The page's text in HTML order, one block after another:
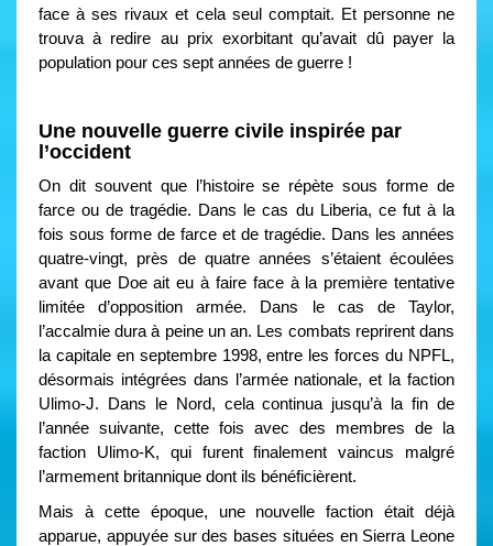
face à ses rivaux et cela seul comptait. Et personne ne
trouva à redire au prix exorbitant qu’avait dû payer la
population pour ces sept années de guerre !
Une nouvelle guerre civile inspirée par
l’occident
On dit souvent que l’histoire se répète sous forme de
farce ou de tragédie. Dans le cas du Liberia, ce fut à la
fois sous forme de farce et de tragédie. Dans les années
quatre-vingt, près de quatre années s’étaient écoulées
avant que Doe ait eu à faire face à la première tentative
limitée d’opposition armée. Dans le cas de Taylor,
l’accalmie dura à peine un an. Les combats reprirent dans
la capitale en septembre 1998, entre les forces du NPFL,
désormais intégrées dans l’armée nationale, et la faction
Ulimo-J. Dans le Nord, cela continua jusqu’à la fin de
l’année suivante, cette fois avec des membres de la
faction Ulimo-K, qui furent finalement vaincus malgré
l’armement britannique dont ils bénéficièrent.
Mais à cette époque, une nouvelle faction était déjà
apparue, appuyée sur des bases situées en Sierra Leone